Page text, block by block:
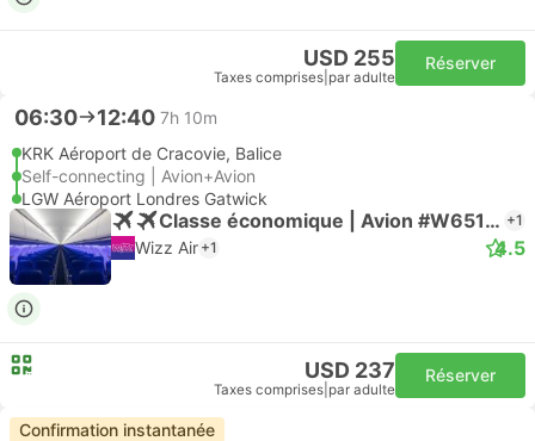
USD 255
Taxes comprises par adulte
Réserver
06:30 12:40 7h 10m
KRK Aéroport de Cracovie, Balice
Self-connecting | Avion+Avion
LGW Aéroport Londres Gatwick
Classe économique | Avion #W65178 +1
Wizz Air +1 4.5
USD 237
Taxes comprises par adulte
Réserver
Confirmation instantanée